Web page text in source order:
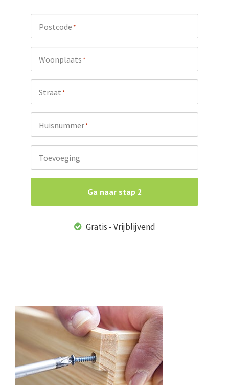
Postcode*
Woonplaats*
Straat*
Huisnummer*
Toevoeging
Ga naar stap 2
Gratis - Vrijblijvend